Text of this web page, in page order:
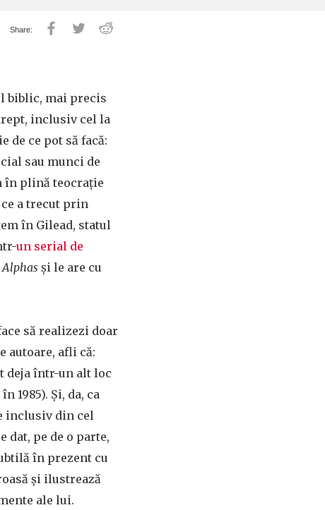
biblic, mai precis
inclusiv cel la
ce pot să facă:
sau munci de
în plină teocraţie
a trecut prin
în Gilead, statul
un serial de
Alphas şi le are cu
să realizezi doar
autoare, afli că:
deja într-un alt loc
1985). Şi, da, ca
inclusiv din cel
pe de o parte,
în prezent cu
şi ilustrează
ale lui.